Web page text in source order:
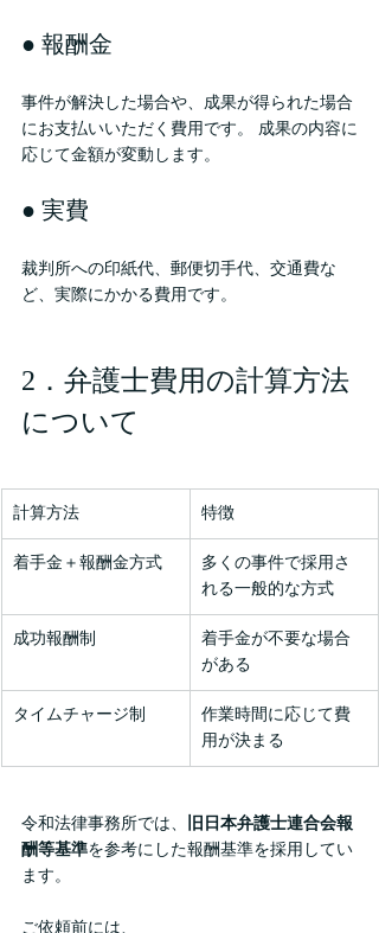
● 報酬金
事件が解決した場合や、成果が得られた場合
にお支払いいただく費用です。 成果の内容に
応じて金額が変動します。
● 実費
裁判所への印紙代、郵便切手代、交通費な
ど、実際にかかる費用です。
2．弁護士費用の計算方法
について
計算方法 特徴
着手金＋報酬金方式
多くの事件で採用さ
れる一般的な方式
成功報酬制
着手金が不要な場合
がある
タイムチャージ制
作業時間に応じて費
用が決まる
令和法律事務所では、
旧日本弁護士連合会報
酬等基準を参考にした報酬基準を採用してい
ます。
ご依頼前には、